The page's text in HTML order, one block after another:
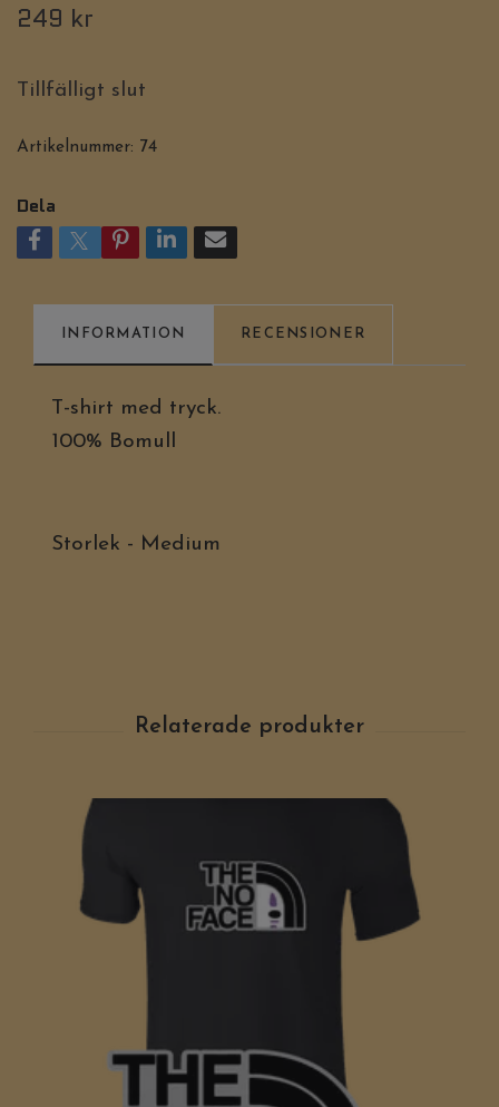
249 kr
Tillfälligt slut
Artikelnummer: 74
Dela
INFORMATION RECENSIONER
T-shirt med tryck.
100% Bomull
Storlek - Medium